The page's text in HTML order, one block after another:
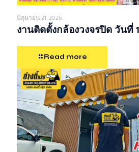
มิถุนายน 21, 2026
งานติดตั้งกล้องวงจรปิด วันที่
Read more